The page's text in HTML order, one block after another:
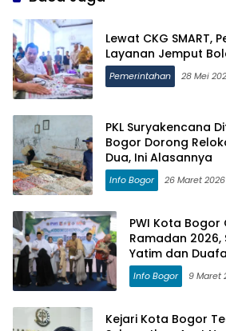
Lewat CKG SMART,
Layanan Jemput
Pemerintahan 28 Mei
PKL Suryakencana
Bogor Dorong
Dua, Ini Alasannya
Info Bogor 26 Maret 2026
PWI Kota
Ramadan 2026,
Yatim dan Duafa
Info Bogor 9 Maret
Kejari Kota Bogor